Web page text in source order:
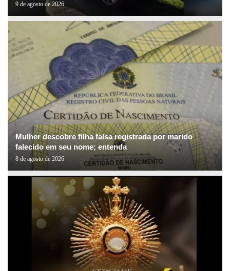
9 de agosto de 2026
Mulher descobre filha falsa registrada por marido
falecido em seu nome; entenda
8 de agosto de 2026